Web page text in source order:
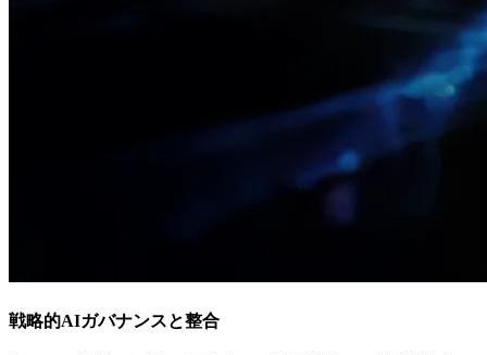
戦略的AIガバナンスと整合